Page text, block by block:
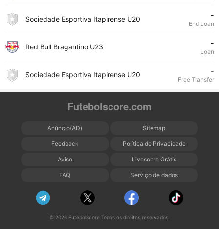
Sociedade Esportiva Itapirense U20 -
End Loan
Red Bull Bragantino U23 -
Loan
Sociedade Esportiva Itapirense U20 -
Free Transfer
Futebolscore.com
Anúncio(AD) Sitemap
Feedback Política de Privacidade
Aviso Livescore Grátis
FAQ Serviço de dados
© 2026 FutebolScore Todos os direitos reservados.